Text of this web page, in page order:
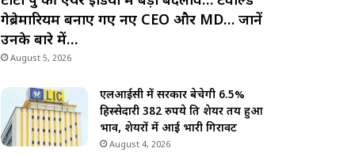
गेब्रेमारियम बनाए गए नए CEO और MD… जानें
उनके बारे में…
August 5, 2026
एलआईसी में सरकार बेचेगी 6.5%
हिस्सेदारी 382 रुपये प्रति शेयर तय हुआ
भाव, शेयरों में आई भारी गिरावट
August 4, 2026